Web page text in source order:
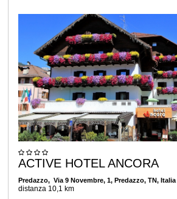
ACTIVE HOTEL ANCORA
Predazzo, Via 9 Novembre, 1, Predazzo, TN, Italia
distanza 10,1 km